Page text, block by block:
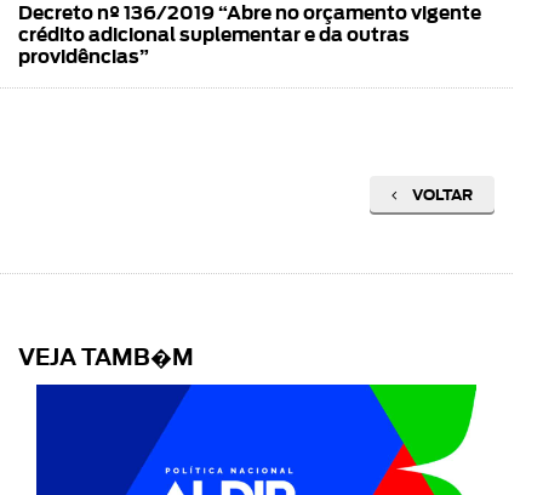
Decreto nº 136/2019 “Abre no orçamento vigente
crédito adicional suplementar e da outras
providências”
VOLTAR
VEJA TAMB�M